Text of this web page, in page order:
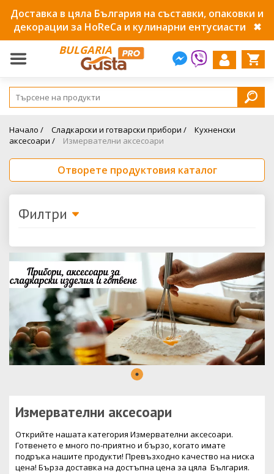
Доставка в цяла България на съставки, опаковки и
декорации за HoReCa и кулинарни ентусиасти
✖
BULGARIA
Начало / Сладкарски и готварски прибори /
Кухненски
аксесоари /
Измервателни аксесоари
Отворете продуктовия каталог
Филтри
Измервателни аксесоари
Открийте нашата категория Измервателни аксесоари.
Готвенето е много по-приятно и бързо, когато имате
подръка нашите продукти! Превъзходно качество на ниска
цена! Бърза доставка на достъпна цена за цяла България.